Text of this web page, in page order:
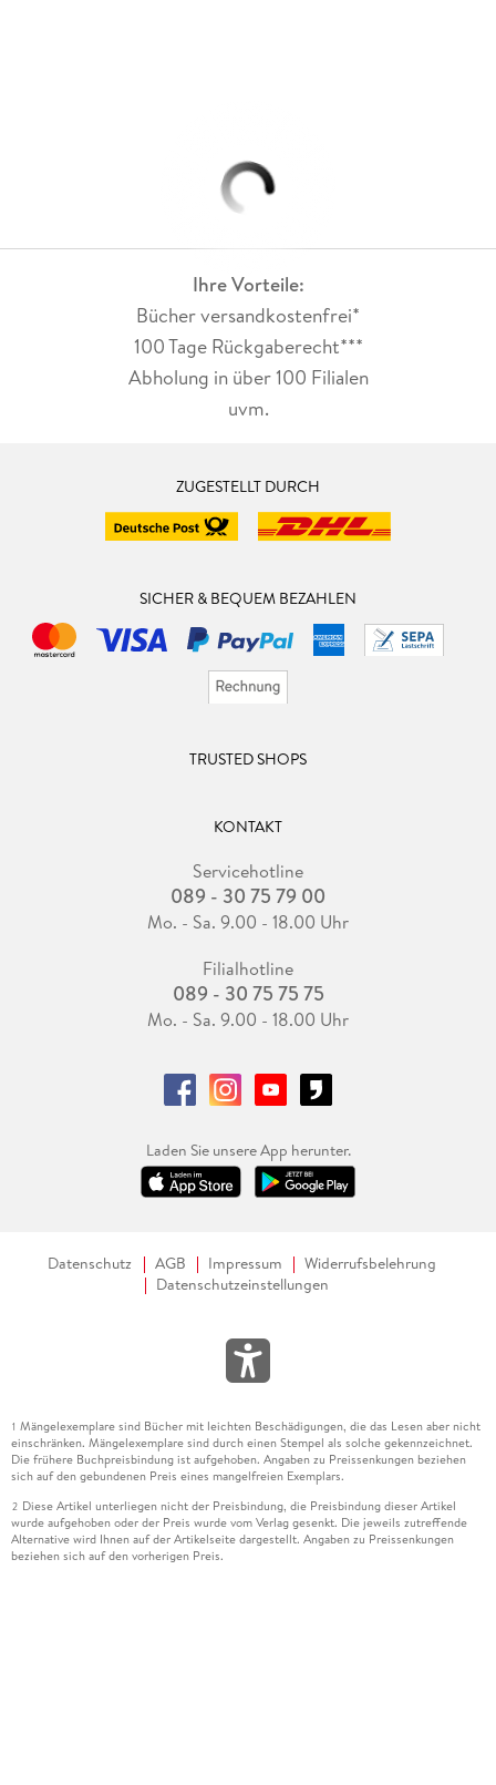
Ihre Vorteile:
Bücher versandkostenfrei*
100 Tage Rückgaberecht***
Abholung in über 100 Filialen
uvm.
ZUGESTELLT DURCH
SICHER & BEQUEM BEZAHLEN
TRUSTED SHOPS
KONTAKT
Servicehotline
089 - 30 75 79 00
Mo. - Sa. 9.00 - 18.00 Uhr
Filialhotline
089 - 30 75 75 75
Mo. - Sa. 9.00 - 18.00 Uhr
Laden Sie unsere App herunter.
Datenschutz AGB Impressum
Widerrufsbelehrung
Datenschutzeinstellungen
1 Mängelexemplare sind Bücher mit leichten Beschädigungen, die das Lesen aber nicht
einschränken. Mängelexemplare sind durch einen Stempel als solche gekennzeichnet.
Die frühere Buchpreisbindung ist aufgehoben. Angaben zu Preissenkungen beziehen
sich auf den gebundenen Preis eines mangelfreien Exemplars.
2 Diese Artikel unterliegen nicht der Preisbindung, die Preisbindung dieser Artikel
wurde aufgehoben oder der Preis wurde vom Verlag gesenkt. Die jeweils zutreffende
Alternative wird Ihnen auf der Artikelseite dargestellt. Angaben zu Preissenkungen
beziehen sich auf den vorherigen Preis.